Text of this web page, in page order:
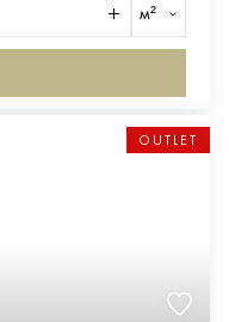
м²
OUTLET